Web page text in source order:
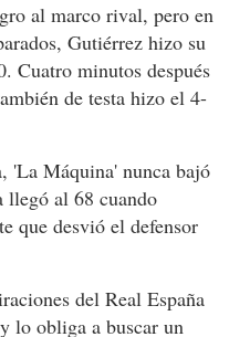
al marco rival, pero en
Gutiérrez hizo su
Cuatro minutos después
de testa hizo el 4-
'La Máquina' nunca bajó
llegó al 68 cuando
que desvió el defensor
del Real España
lo obliga a buscar un